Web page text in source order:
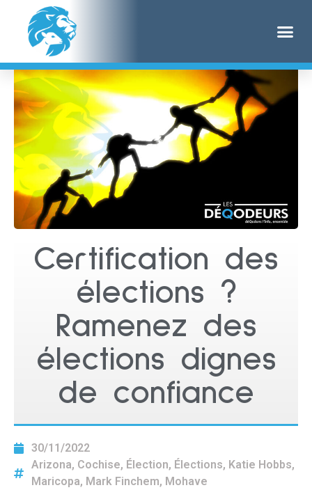
Certification des
élections ?
Ramenez des
élections dignes
de confiance
30/11/2022
Arizona, Cochise, Élection, Élections, Katie Hobbs,
Maricopa, Mark Finchem, Mohave